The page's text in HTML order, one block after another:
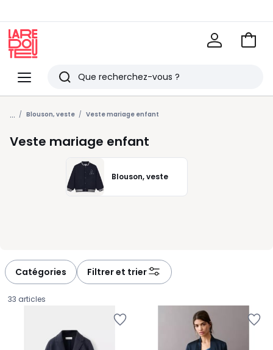
Menu
Redoute
Rechercher
Derniers
articles
vus
Voir
... Blouson, veste Veste mariage enfant
Veste mariage enfant
Blouson, veste
Catégories Filtrer et trier
33 articles